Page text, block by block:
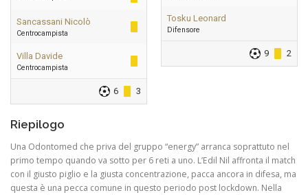
Sancassani Nicolò
Centrocampista
Villa Davide
Centrocampista
6 3
Tosku Leonard
Difensore
9 2
Riepilogo
Una Odontomed che priva del gruppo “energy” arranca soprattuto nel
primo tempo quando va sotto per 6 reti a uno. L’Edil Nil affronta il match
con il giusto piglio e la giusta concentrazione, pacca ancora in difesa, ma
questa è una pecca comune in questo periodo post lockdown. Nella